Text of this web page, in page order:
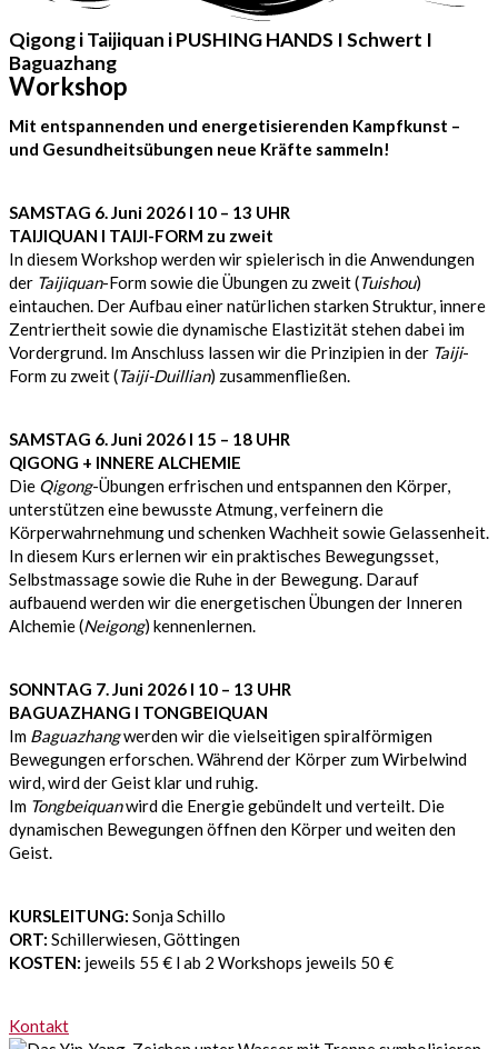
Qigong i Taijiquan i PUSHING HANDS I Schwert I
Baguazhang
Workshop
Mit entspannenden und energetisierenden Kampfkunst –
und Gesundheitsübungen neue Kräfte sammeln!
SAMSTAG 6. Juni 2026 l 10 – 13 UHR
TAIJIQUAN I TAIJI-FORM zu zweit
In diesem Workshop werden wir spielerisch in die Anwendungen
der Taijiquan-Form sowie die Übungen zu zweit (Tuishou)
eintauchen. Der Aufbau einer natürlichen starken Struktur, innere
Zentriertheit sowie die dynamische Elastizität stehen dabei im
Vordergrund. Im Anschluss lassen wir die Prinzipien in der Taiji-
Form zu zweit (Taiji-Duillian) zusammenfließen.
SAMSTAG 6. Juni 2026 l 15 – 18 UHR
QIGONG + INNERE ALCHEMIE
Die Qigong-Übungen erfrischen und entspannen den Körper,
unterstützen eine bewusste Atmung, verfeinern die
Körperwahrnehmung und schenken Wachheit sowie Gelassenheit.
In diesem Kurs erlernen wir ein praktisches Bewegungsset,
Selbstmassage sowie die Ruhe in der Bewegung. Darauf
aufbauend werden wir die energetischen Übungen der Inneren
Alchemie (Neigong) kennenlernen.
SONNTAG 7. Juni 2026 l 10 – 13 UHR
BAGUAZHANG I TONGBEIQUAN
Im Baguazhangwerden wir die vielseitigen spiralförmigen
Bewegungen erforschen. Während der Körper zum Wirbelwind
wird, wird der Geist klar und ruhig.
Im Tongbeiquanwird die Energie gebündelt und verteilt. Die
dynamischen Bewegungen öffnen den Körper und weiten den
Geist.
KURSLEITUNG: Sonja Schillo
ORT: Schillerwiesen, Göttingen
KOSTEN: jeweils 55 € l ab 2 Workshops jeweils 50 €
Kontakt